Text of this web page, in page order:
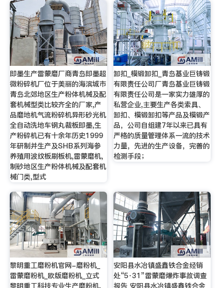
即墨生产雷蒙磨厂商青岛即墨超
微粉碎机厂位于美丽的海滨城市
青岛北郊地区生产粉体机械及配
套机械型类比较齐全的厂家,产
品磨地机气流粉碎机异形砂光机
全自动洗地车钢丸裁板即墨,生
产粉碎机已有十余年历史1999
年研制并生产及SHB系列海参
养殖用波纹板刷板机,雷蒙磨机,
制砂地区生产粉体机械及配套机
械门类,型式
卸扣_模锻卸扣_青岛基业巨铸锻
有限责任公司厂青岛基业巨铸锻
有限责任公司是一家实力雄厚的
私营企业,主要生产各类索具、
卸扣、模锻卸扣等产品及模锻产
品，公司自组建7年以来已具有
严格的质量管理体系一流的技术
力量，先进的生产设备，完善的
检测手段；
黎明重工磨粉机官网-磨粉机_
雷蒙磨粉机_欧版磨粉机_立式
安阳县水冶镇盛鑫铁合金经销
处“5·31”雷蒙磨爆炸事故调查